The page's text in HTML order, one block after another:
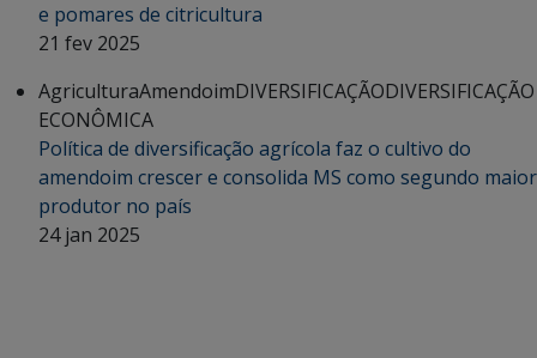
e pomares de citricultura
21 fev 2025
AgriculturaAmendoimDIVERSIFICAÇÃODIVERSIFICAÇÃO
ECONÔMICA
Política de diversificação agrícola faz o cultivo do
amendoim crescer e consolida MS como segundo maior
produtor no país
24 jan 2025